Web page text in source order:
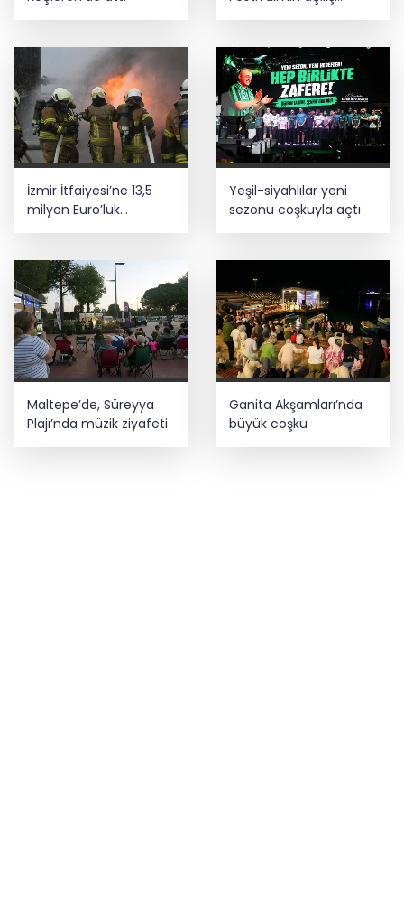
İzmir İtfaiyesi’ne 13,5
milyon Euro’luk
teknoloji yatırımı
Yeşil-siyahlılar yeni
sezonu coşkuyla açtı
Maltepe’de, Süreyya
Plajı’nda müzik ziyafeti
Ganita Akşamları’nda
büyük coşku